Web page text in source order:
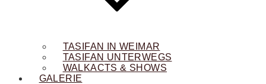
TASIFAN IN WEIMAR
TASIFAN UNTERWEGS
WALKACTS & SHOWS
GALERIE